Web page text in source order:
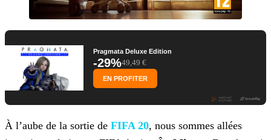
Pragmata Deluxe Edition
-29%49,49 €
EN PROFITER
À l’aube de la sortie de FIFA 20, nous sommes allées